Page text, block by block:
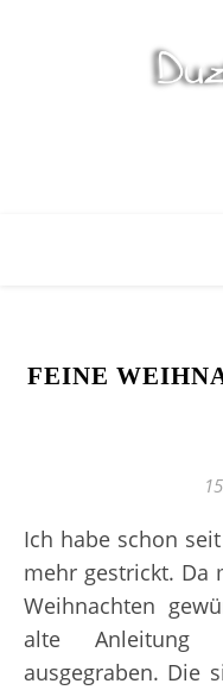
FEINE
Ich habe schon seit einer Ewigkeit keine Socken
mehr gestrickt. Da
Weihnachten
alte Anleitung
ausgegraben. Die